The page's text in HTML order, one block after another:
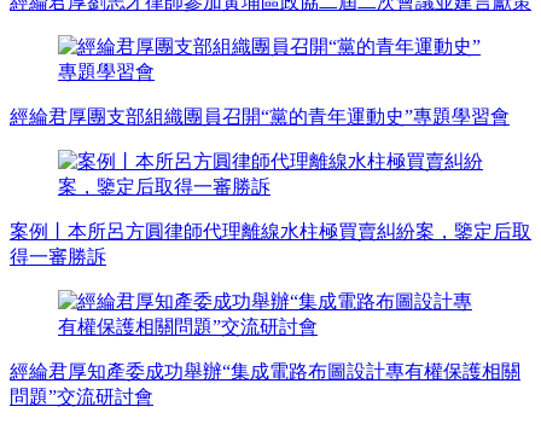
經綸君厚團支部組織團員召開“黨的青年運動史”專題學習會
案例丨本所呂方圓律師代理離線水柱極買賣糾紛案，鑒定后取
得一審勝訴
經綸君厚知產委成功舉辦“集成電路布圖設計專有權保護相關
問題”交流研討會